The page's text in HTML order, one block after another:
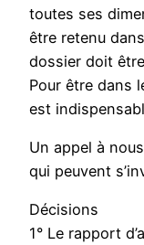
toutes ses
être retenu
dossier doit
Pour être dans
est
Un appel à
qui peuvent
Décisions
1° Le rapport